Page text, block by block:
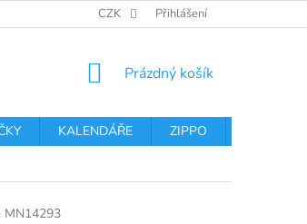
PODMÍNKY OCHRANY OSOBNÍCH
CZK Přihlášení
NÁKUPNÍ
Prázdný košík
KALENDÁŘE ZIPPO
MN14293